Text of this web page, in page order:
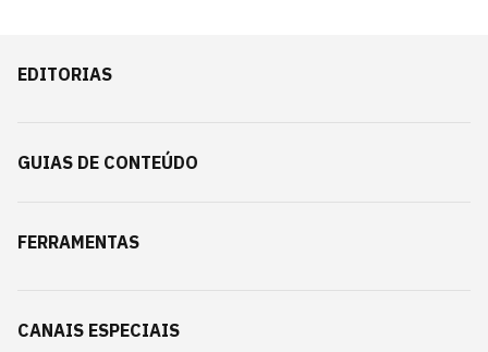
EDITORIAS
GUIAS DE CONTEÚDO
FERRAMENTAS
CANAIS ESPECIAIS